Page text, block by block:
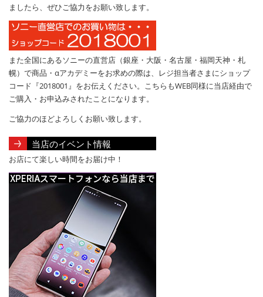
ましたら、ぜひご協力をお願い致します。
また全国にあるソニーの直営店（銀座・大阪・名古屋・福岡天神・札
幌）で商品・αアカデミーをお求めの際は、レジ担当者さまにショップ
コード『2018001』をお伝えください。こちらもWEB同様に当店経由で
ご購入・お申込みされたことになります。
ご協力のほどよろしくお願い致します。
当店のイベント情報
お店にて楽しい時間をお届け中！